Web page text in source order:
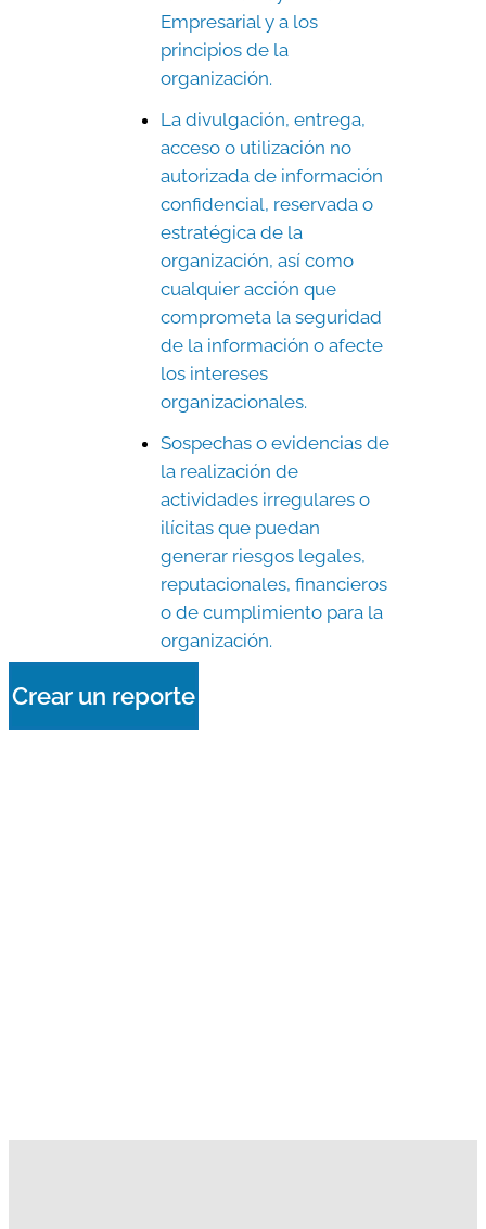
Empresarial y a los
principios de la
organización.
La divulgación, entrega,
acceso o utilización no
autorizada de información
confidencial, reservada o
estratégica de la
organización, así como
cualquier acción que
comprometa la seguridad
de la información o afecte
los intereses
organizacionales.
Sospechas o evidencias de
la realización de
actividades irregulares o
ilícitas que puedan
generar riesgos legales,
reputacionales, financieros
o de cumplimiento para la
organización.
Crear un reporte